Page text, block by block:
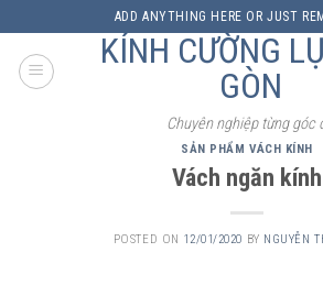
to
content
ADD ANYTHING HERE OR JUST
KÍNH CƯỜNG
GÒN
Chuyên nghiệp từng góc
SẢN PHẨM VÁCH KÍNH
Vách ngăn kính
POSTED ON 12/01/2020 BY NGUYỄN